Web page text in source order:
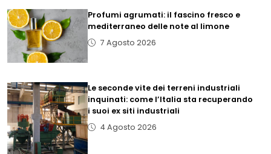
Profumi agrumati: il fascino fresco e
mediterraneo delle note al limone
7 Agosto 2026
Le seconde vite dei terreni industriali
inquinati: come l’Italia sta recuperando
i suoi ex siti industriali
4 Agosto 2026